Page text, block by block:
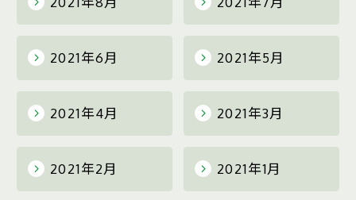
2021年6月 2021年5月
2021年4月 2021年3月
2021年2月 2021年1月